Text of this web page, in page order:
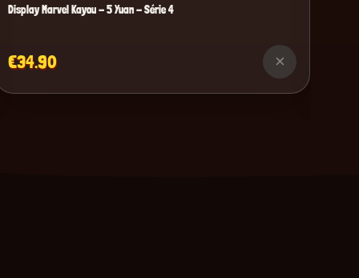
Display Marvel Kayou - 5 Yuan - Série 4
€34.90 ×